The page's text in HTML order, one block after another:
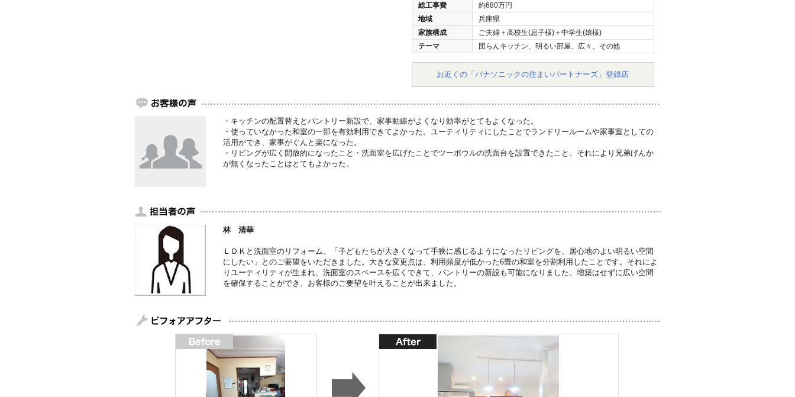
総工事費
約680万円
地域
兵庫県
家族構成
ご夫婦＋高校生(息子様)＋中学生(娘様)
テーマ
団らんキッチン、明るい部屋、広々、その他
お近くの「パナソニックの住まいパートナーズ」登録店
・キッチンの配置替えとパントリー新設で、家事動線がよくなり効率がとてもよくなった。
・使っていなかった和室の一部を有効利用できてよかった。ユーティリティにしたことでランドリールームや家事室としての
活用ができ、家事がぐんと楽になった。
・リビングが広く開放的になったこと・洗面室を広げたことでツーボウルの洗面台を設置できたこと、それにより兄弟げんか
が無くなったことはとてもよかった。
林 清華
ＬＤＫと洗面室のリフォーム。「子どもたちが大きくなって手狭に感じるようになったリビングを、居心地のよい明るい空間
にしたい」とのご要望をいただきました。大きな変更点は、利用頻度が低かった6畳の和室を分割利用したことです。それによ
りユーティリティが生まれ、洗面室のスペースを広くできて、パントリーの新設も可能になりました。増築はせずに広い空間
を確保することができ、お客様のご要望を叶えることが出来ました。